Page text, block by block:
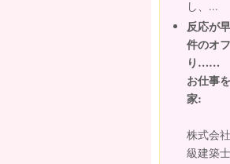
し、...
反応が
件のオ
り……
お仕事
家:
株式会
級建築